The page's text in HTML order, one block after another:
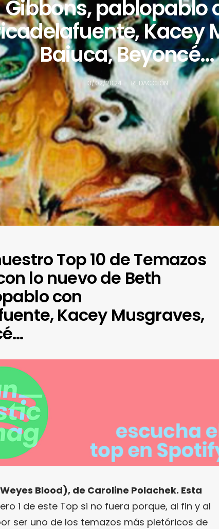
Gibbons, pablopablo
Kacey
Baiuca, Beyoncé…
13/02/2024 REDACCIÓN
Top 10 de Temazos
lo nuevo de Beth
con
Kacey Musgraves,
Weyes Blood), de Caroline Polachek. Esta
1 de este Top si no fuera porque, al fin y al
ser uno de los temazos más pletóricos de